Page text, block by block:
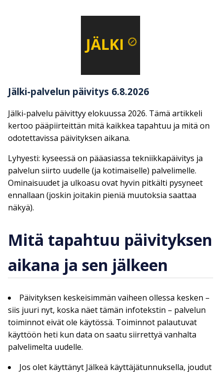
Jälki-palvelun päivitys 6.8.2026
Jälki-palvelu päivittyy elokuussa 2026. Tämä artikkeli
kertoo pääpiirteittän mitä kaikkea tapahtuu ja mitä on
odotettavissa päivityksen aikana.
Lyhyesti: kyseessä on pääasiassa tekniikkapäivitys ja
palvelun siirto uudelle (ja kotimaiselle) palvelimelle.
Ominaisuudet ja ulkoasu ovat hyvin pitkälti pysyneet
ennallaan (joskin joitakin pieniä muutoksia saattaa
näkyä).
Mitä tapahtuu päivityksen
aikana ja sen jälkeen
Päivityksen keskeisimmän vaiheen ollessa kesken –
siis juuri nyt, koska näet tämän infotekstin – palvelun
toiminnot eivät ole käytössä. Toiminnot palautuvat
käyttöön heti kun data on saatu siirrettyä vanhalta
palvelimelta uudelle.
Jos olet käyttänyt Jälkeä käyttäjätunnuksella, joudut